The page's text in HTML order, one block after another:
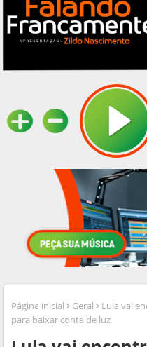
Página inicial Geral
Lula vai
para baixar conta de luz